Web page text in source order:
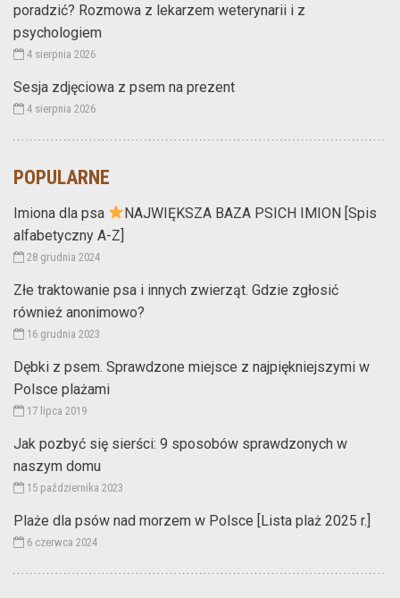
poradzić? Rozmowa z lekarzem weterynarii i z
psychologiem
4 sierpnia 2026
Sesja zdjęciowa z psem na prezent
4 sierpnia 2026
POPULARNE
Imiona dla psa
NAJWIĘKSZA BAZA PSICH IMION [Spis
alfabetyczny A-Z]
28 grudnia 2024
Złe traktowanie psa i innych zwierząt. Gdzie zgłosić
również anonimowo?
16 grudnia 2023
Dębki z psem. Sprawdzone miejsce z najpiękniejszymi w
Polsce plażami
17 lipca 2019
Jak pozbyć się sierści: 9 sposobów sprawdzonych w
naszym domu
15 października 2023
Plaże dla psów nad morzem w Polsce [Lista plaż 2025 r.]
6 czerwca 2024